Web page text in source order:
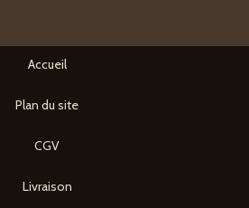
Accueil
Plan du site
CGV
Livraison